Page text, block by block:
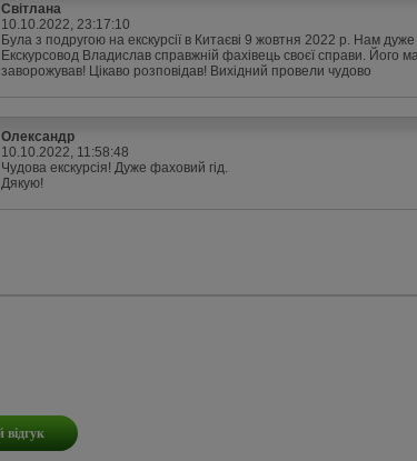
Світлана
10.10.2022, 23:17:10
Була з подругою на екскурсії в Китаєві 9 жовтня 2022 р. Нам
Екскурсовод Владислав справжній фахівець своєї справи. Його
заворожував! Цікаво розповідав! Вихідний провели чудово
Олександр
10.10.2022, 11:58:48
Чудова екскурсія! Дуже фаховий гід.
Дякую!